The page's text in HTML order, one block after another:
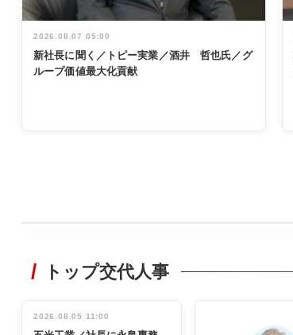
2026.08.07 05:00
新社長に聞く／トピー実業／酒井 哲也氏／グ
ループ価値最大化貢献
非鉄業界で
管理職編
インタビュ
INTERVIEW
トップ交代人事
2026.08.05 11:00